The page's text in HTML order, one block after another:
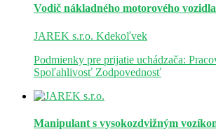
Vodič nákladného motorového vozidla
JAREK s.r.o. Kdekoľvek
Podmienky pre prijatie uchádzača:
Spoľahlivosť Zodpovednosť
Manipulant s vysokozdvižným